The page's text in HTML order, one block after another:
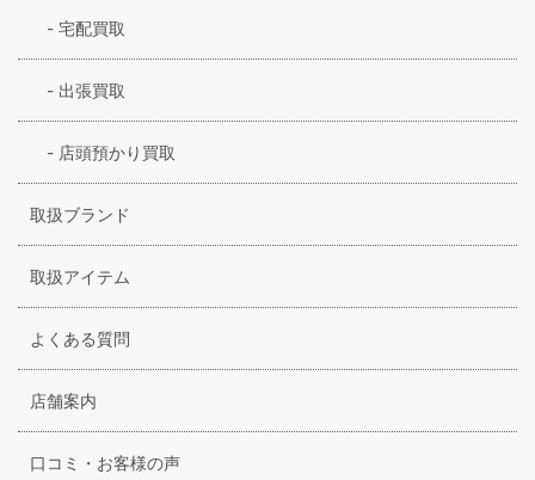
- 宅配買取
- 出張買取
- 店頭預かり買取
取扱ブランド
取扱アイテム
よくある質問
店舗案内
口コミ・お客様の声